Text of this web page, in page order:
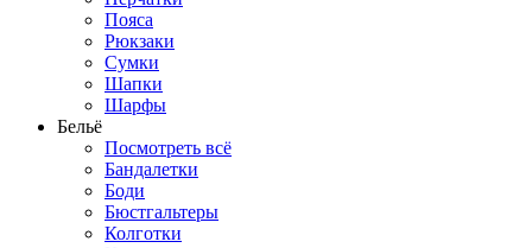
Пояса
Рюкзаки
Сумки
Шапки
Шарфы
Бельё
Посмотреть всё
Бандалетки
Боди
Бюстгальтеры
Колготки